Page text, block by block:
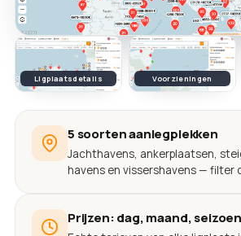
Ligplaatsdetails Voorzieningen
5 soorten aanlegplekken
Jachthavens, ankerplaatsen,
havens en vissershavens — filter
Prijzen: dag, maand,